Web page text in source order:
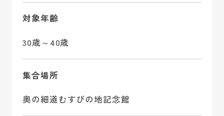
対象年齢
30歳～40歳
集合場所
奥の細道むすびの地記念館